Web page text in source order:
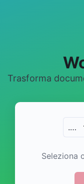
Trasforma
.…
Seleziona